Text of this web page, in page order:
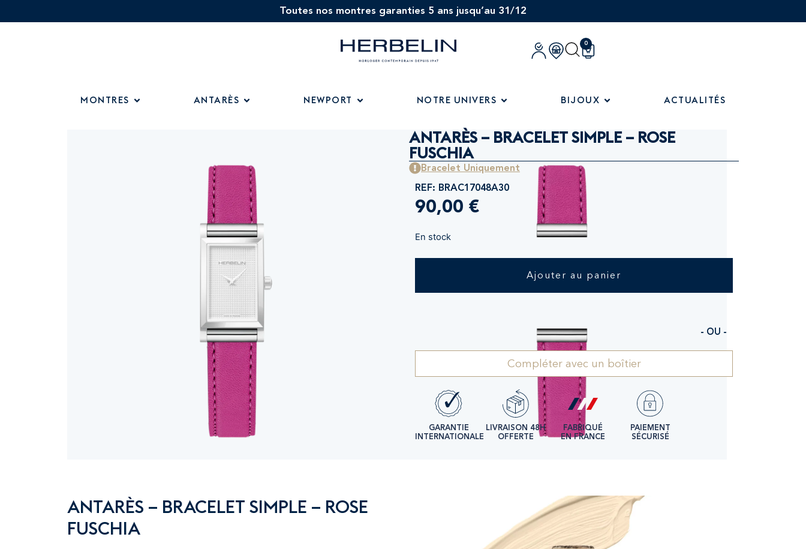
Toutes nos montres garanties 5 ans jusqu’au 31/12
0
MONTRES ANTARÈS NEWPORT NOTRE UNIVERS BIJOUX ACTUALITÉS
ANTARÈS – BRACELET SIMPLE – ROSE
FUSCHIA
Bracelet Uniquement
REF: BRAC17048A30
90,00 €
En stock
Ajouter au panier
- OU -
Compléter avec un boîtier
GARANTIE
INTERNATIONALE
LIVRAISON 48H
OFFERTE
FABRIQUÉ
EN FRANCE
PAIEMENT
SÉCURISÉ
ANTARÈS – BRACELET SIMPLE – ROSE
FUSCHIA